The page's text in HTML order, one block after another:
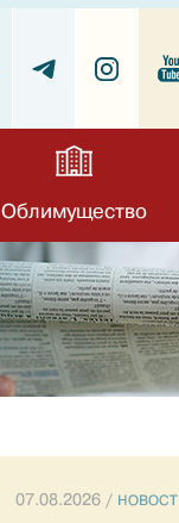
Облимущество
07.08.2026 /